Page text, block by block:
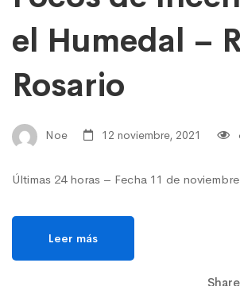
el Humedal –
Rosario
Noe 12 noviembre, 2021
Últimas 24 horas – Fecha 11 de
Leer más